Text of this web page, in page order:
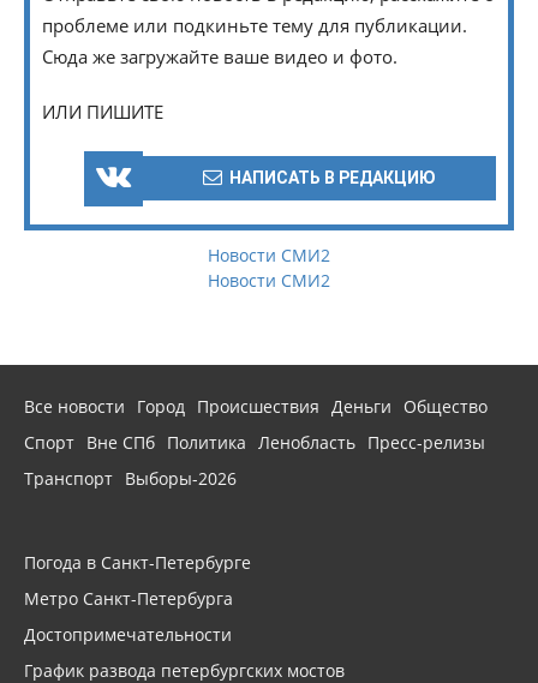
проблеме или подкиньте тему для публикации.
Сюда же загружайте ваше видео и фото.
ИЛИ ПИШИТЕ
НАПИСАТЬ В РЕДАКЦИЮ
Новости СМИ2
Новости СМИ2
Все новости Город Происшествия Деньги
Общество
Спорт Вне СПб Политика Ленобласть Пресс-релизы
Транспорт Выборы-2026
Погода в Санкт-Петербурге
Метро Санкт-Петербурга
Достопримечательности
График развода петербургских мостов